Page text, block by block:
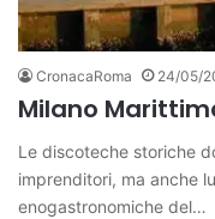
CronacaRoma 24/05/
Milano
Le discoteche storiche
imprenditori, ma anche
enogastronomiche del…